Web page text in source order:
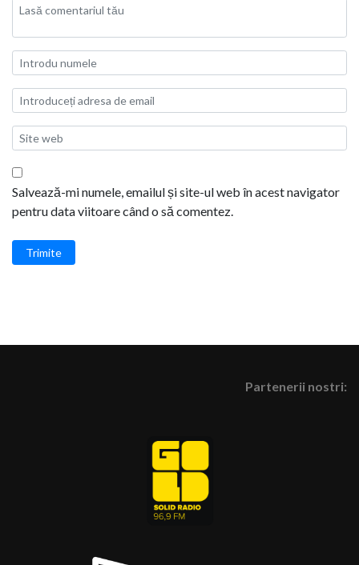
Salvează-mi numele, emailul și site-ul web în acest navigator
pentru data viitoare când o să comentez.
Trimite
Partenerii nostri: